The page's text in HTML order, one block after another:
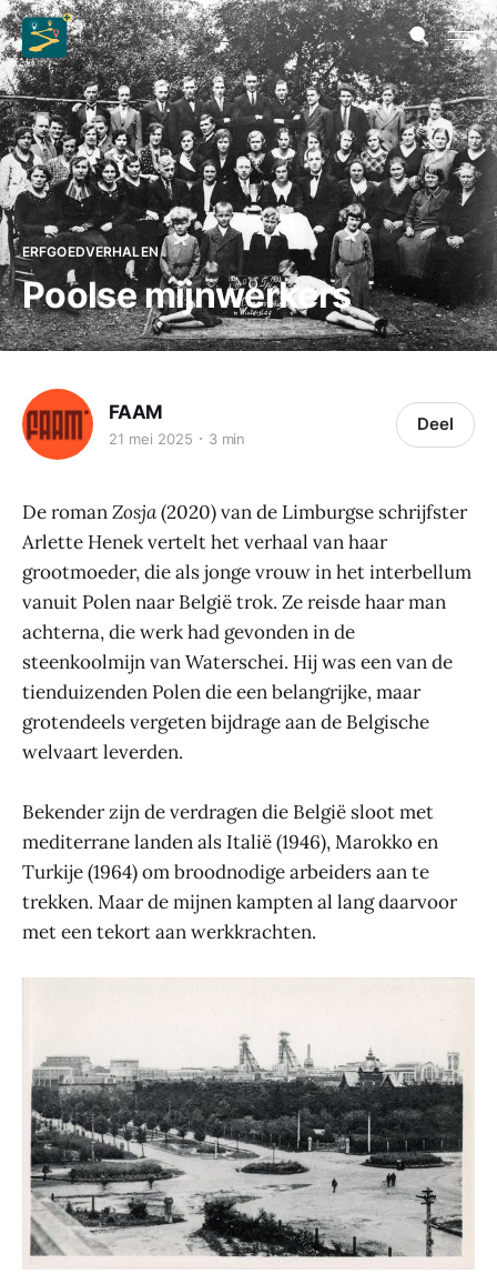
ERFGOEDVERHALEN
Poolse mijnwerkers
FAAM
21 mei 2025 3 min
Deel
De romanZosja(2020) van de Limburgse schrijfster
Arlette Henek vertelt het verhaal van haar
grootmoeder, die als jonge vrouw in het interbellum
vanuit Polen naar België trok. Ze reisde haar man
achterna, die werk had gevonden in de
steenkoolmijn van Waterschei. Hij was een van de
tienduizenden Polen die een belangrijke, maar
grotendeels vergeten bijdrage aan de Belgische
welvaart leverden.
Bekender zijn de verdragen die België sloot met
mediterrane landen als Italië (1946), Marokko en
Turkije (1964) om broodnodige arbeiders aan te
trekken. Maar de mijnen kampten al lang daarvoor
met een tekort aan werkkrachten.